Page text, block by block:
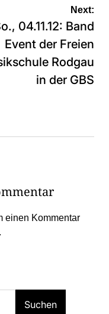
Next:
04.11.12: Band
Event der Freien
Rodgau
in der GBS
einen Kommentar
Suchen